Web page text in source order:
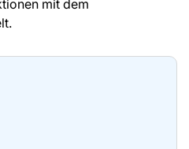
mit dem